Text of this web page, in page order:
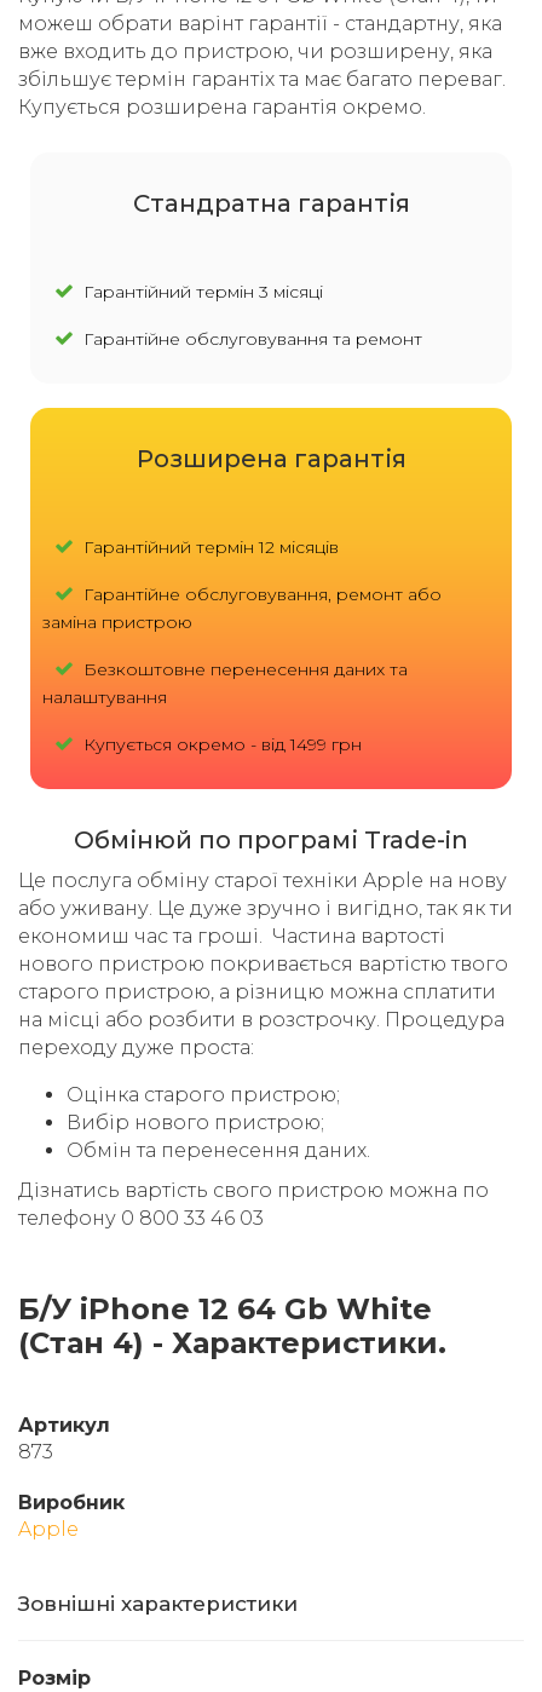
можеш обрати варінт гарантії - стандартну, яка
вже входить до пристрою, чи розширену, яка
збільшує термін гарантіх та має багато переваг.
Купується розширена гарантія окремо.
Cтандратна гарантія
Гарантійний термін 3 місяці
Гарантійне обслуговування та ремонт
Розширена гарантія
Гарантійний термін 12 місяців
Гарантійне обслуговування, ремонт або
заміна пристрою
Безкоштовне перенесення даних та
налаштування
Купується окремо - від 1499 грн
Обмінюй по програмі Trade-in
Це послуга обміну старої техніки Apple на нову
або уживану. Це дуже зручно і вигідно, так як ти
економиш час та гроші. Частина вартості
нового пристрою покривається вартістю твого
старого пристрою, а різницю можна сплатити
на місці або розбити в розстрочку. Процедура
переходу дуже проста:
Оцінка старого пристрою;
Вибір нового пристрою;
Обмін та перенесення даних.
Дізнатись вартість свого пристрою можна по
телефону 0 800 33 46 03
Б/У iPhone 12 64 Gb White
(Стан 4) - Характеристики.
Артикул
873
Виробник
Apple
Зовнішні характеристики
Розмір